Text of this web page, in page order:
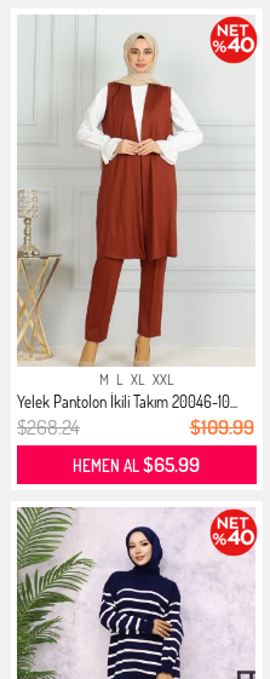
M L XL XXL
Yelek Pantolon İkili Takım 20046-10...
$268.24 $109.99
HEMEN AL$65.99